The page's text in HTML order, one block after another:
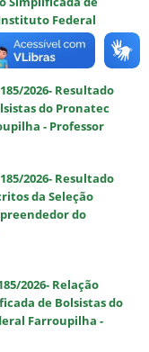
Federal
2026- Resultado
do Pronatec
- Professor
2026- Resultado
da Seleção
do
2026- Relação
de Bolsistas do
Farroupilha -